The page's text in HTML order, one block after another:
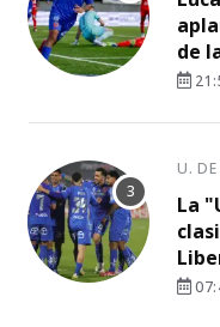
de
U.
La